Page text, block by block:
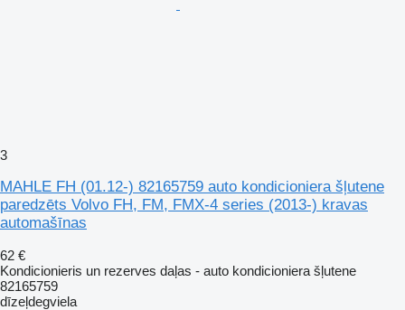
3
MAHLE FH (01.12-) 82165759 auto kondicioniera šļutene
paredzēts Volvo FH, FM, FMX-4 series (2013-) kravas
automašīnas
62 €
Kondicionieris un rezerves daļas - auto kondicioniera šļutene
82165759
dīzeļdegviela